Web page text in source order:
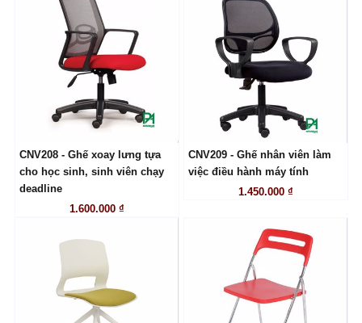
LIÊN HỆ
CNV208 - Ghế xoay lưng tựa
cho học sinh, sinh viên chạy
deadline
1.600.000 ₫
LIÊN HỆ
CNV209 - Ghế nhân viên làm
việc điều hành máy tính
1.450.000 ₫